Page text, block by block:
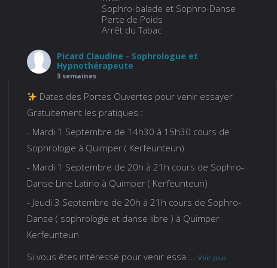
Sophro-balade et Sophro-Danse
Perte de Poids
Arrêt du Tabac
Picard Claudine - Sophrologue et
Hypnothérapeute
3 semaines
Dates des Portes Ouvertes pour venir essayer
Gratuitement les pratiques :
- Mardi 1 Septembre de 14h30 à 15h30 cours de
Sophrologie à Quimper ( Kerfeunteun)
- Mardi 1 Septembre de 20h à 21h cours de Sophro-
Danse Line Latino à Quimper ( Kerfeunteun)
- Jeudi 3 Septembre de 20h à 21h cours de Sophro-
Danse ( sophrologie et danse libre ) à Quimper
Kerfeunteun
Si vous êtes intéressé pour venir essa ... Voir plus